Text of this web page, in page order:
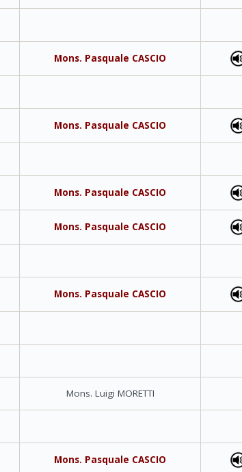
Mons. Pasquale CASCIO
Mons. Pasquale CASCIO
Mons. Pasquale CASCIO
Mons. Pasquale CASCIO
Mons. Pasquale CASCIO
Mons. Luigi MORETTI
Mons. Pasquale CASCIO